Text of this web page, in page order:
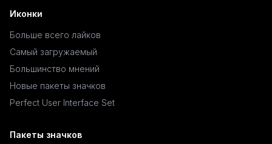
Иконки
Больше всего лайков
Самый загружаемый
Большинство мнений
Новые пакеты значков
Perfect User Interface Set
Пакеты значков